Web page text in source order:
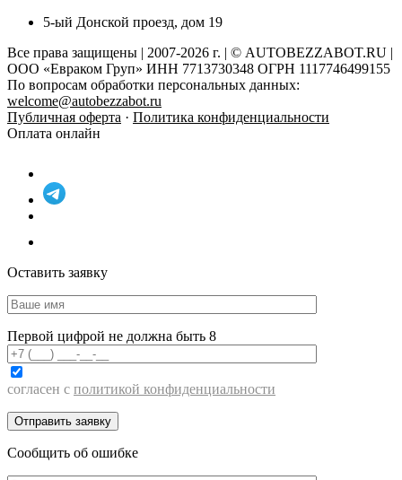
5-ый Донской проезд, дом 19
Все права защищены | 2007-2026 г. | © AUTOBEZZABOT.RU |
ООО «Евраком Груп» ИНН 7713730348 ОГРН 1117746499155
По вопросам обработки персональных данных:
welcome@autobezzabot.ru
Публичная оферта · Политика конфиденциальности
Оплата онлайн
Оставить заявку
Первой цифрой не должна быть 8
согласен с политикой конфиденциальности
Сообщить об ошибке